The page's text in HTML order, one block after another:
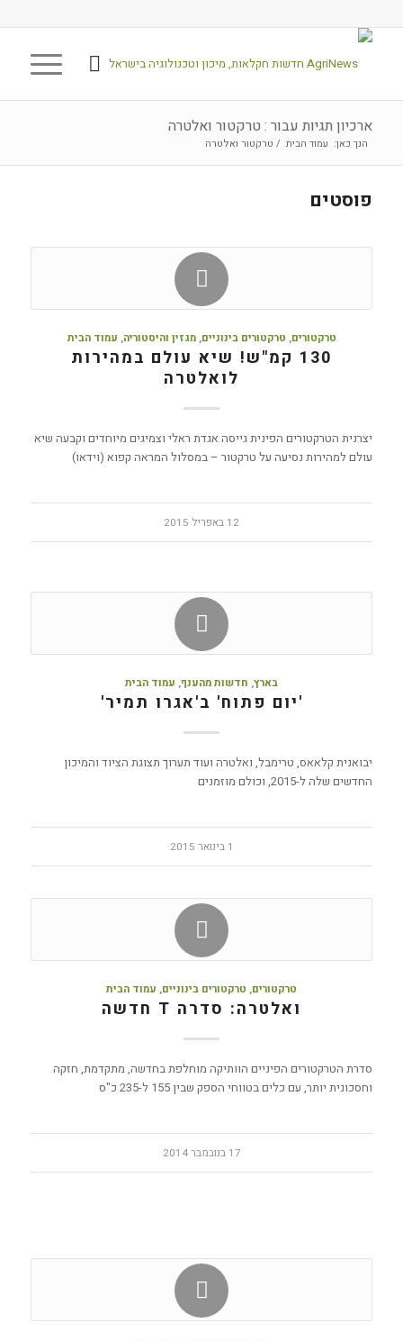
ארכיון תגיות עבור : טרקטור ואלטרה
הנך כאן: עמוד הבית / טרקטור ואלטרה
פוסטים
טרקטורים, טרקטורים בינוניים,מגזין והיסטוריה, עמוד הבית
130 קמ"ש! שיא עולם במהירות
לואלטרה
יצרנית הטרקטורים הפינית גייסה אגדת ראלי וצמיגים מיוחדים וקבעה שיא
עולם למהירות נסיעה על טרקטור – במסלול המראה קפוא (וידאו)
12 באפריל 2015
בארץ, חדשות מהענף, עמוד הבית
'יום פתוח' ב'אגרו תמיר'
יבואנית קלאאס, טרימבל, ואלטרה ועוד תערוך תצוגת הציוד והמיכון
החדשים שלה ל-2015, וכולם מוזמנים
1 בינואר 2015
טרקטורים, טרקטורים בינוניים, עמוד הבית
ואלטרה: סדרה T חדשה
סדרת הטרקטורים הפיניים הוותיקה מוחלפת בחדשה, מתקדמת, חזקה
וחסכונית יותר, עם כלים בטווחי הספק שבין 155 ל-235 כ"ס
17 בנובמבר 2014